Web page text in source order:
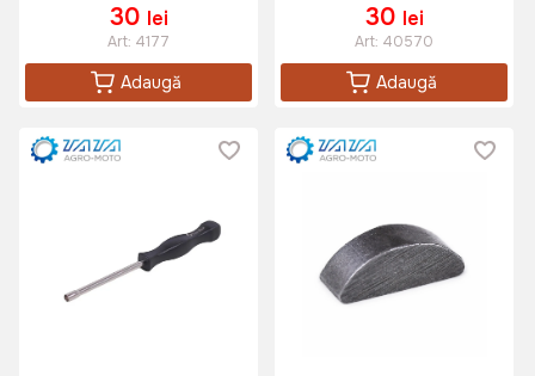
30 lei
Art: 4177
Adaugă
30 lei
Art: 40570
Adaugă